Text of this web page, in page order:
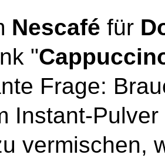
Nescafé für
"
Frage:
Instant-
vermischen,